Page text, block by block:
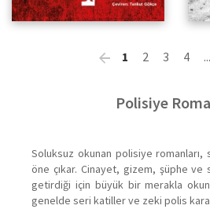
1 2 3 4 ...
Polisiye
Soluksuz okunan polisiye
öne çıkar. Cinayet, gizem, şüphe ve
getirdiği için büyük bir merakla
genelde seri katiller ve zeki polis